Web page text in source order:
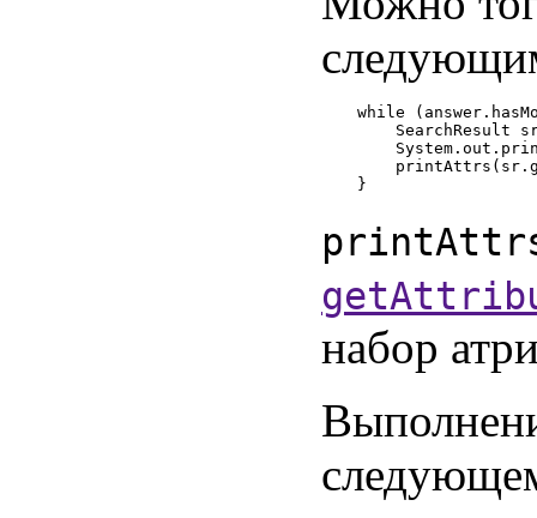
while
SearchResult
набор